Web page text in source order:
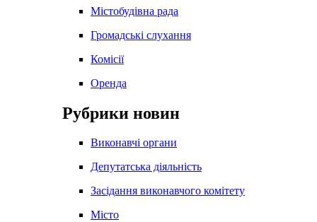
Містобудівна рада
Громадські слухання
Комісії
Оренда
Рубрики новин
Виконавчі органи
Депутатська діяльність
Засідання виконавчого комітету
Місто